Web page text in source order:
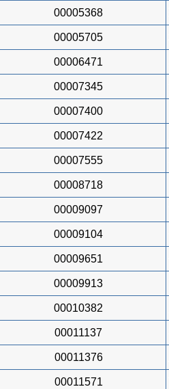
00005368
00005705
00006471
00007345
00007400
00007422
00007555
00008718
00009097
00009104
00009651
00009913
00010382
00011137
00011376
00011571